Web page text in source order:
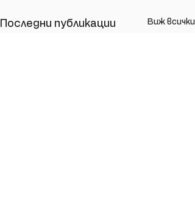
Последни публикации Виж всички